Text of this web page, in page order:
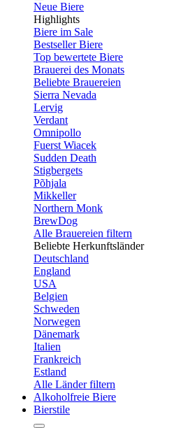
Neue Biere
Highlights
Biere im Sale
Bestseller Biere
Top bewertete Biere
Brauerei des Monats
Beliebte Brauereien
Sierra Nevada
Lervig
Verdant
Omnipollo
Fuerst Wiacek
Sudden Death
Stigbergets
Põhjala
Mikkeller
Northern Monk
BrewDog
Alle Brauereien filtern
Beliebte Herkunftsländer
Deutschland
England
USA
Belgien
Schweden
Norwegen
Dänemark
Italien
Frankreich
Estland
Alle Länder filtern
Alkoholfreie Biere
Bierstile